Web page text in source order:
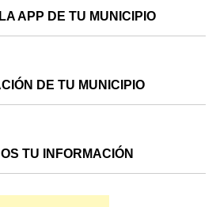
APP DE TU MUNICIPIO
DE TU MUNICIPIO
TU INFORMACIÓN